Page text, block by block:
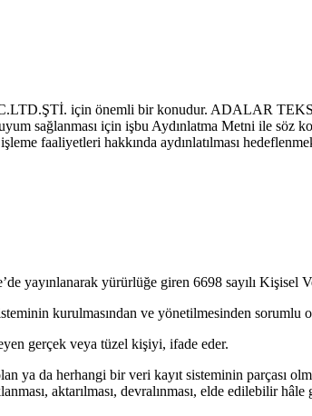
için önemli bir konudur. ADALAR
sağlanması için işbu Aydınlatma Metni ile
faaliyetleri hakkında aydınlatılması
yayınlanarak yürürlüğe giren 6698 sayılı Kişisel
kurulmasından ve yönetilmesinden
gerçek veya tüzel kişiyi, ifade eder.
ya da herhangi bir veri kayıt sisteminin parçası
aktarılması, devralınması, elde edilebilir hâle